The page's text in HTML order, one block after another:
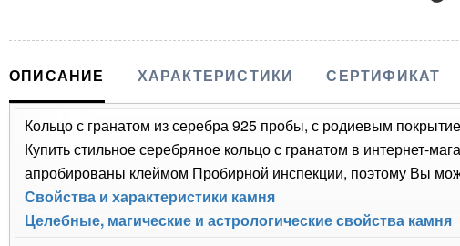
ОПИСАНИЕ ХАРАКТЕРИСТИКИ СЕРТИФИКАТ
Кольцо с гранатом из серебра 925 пробы, с родиевым
Купить стильное серебряное кольцо с гранатом в интернет-
апробированы клеймом Пробирной инспекции, поэтому Вы
Свойства и характеристики камня
Целебные, магические и астрологические свойства камня